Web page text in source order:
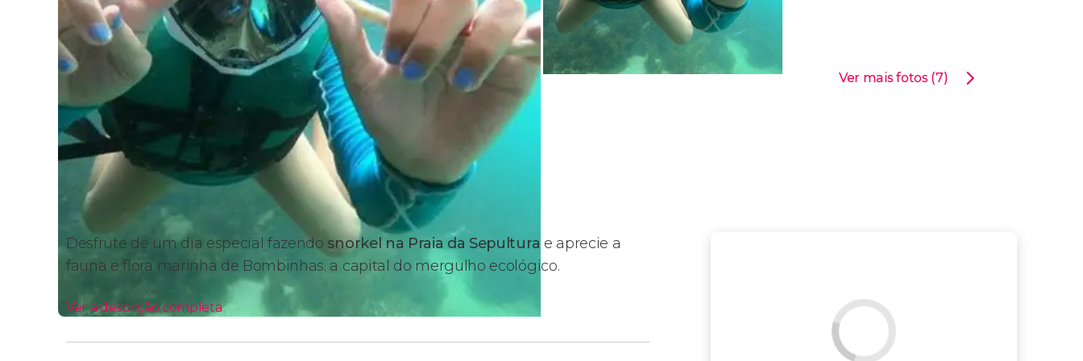
Ver mais fotos (7)
Desfrute de um dia especial fazendo snorkel na Praia da Sepultura e aprecie a
fauna e flora marinha de Bombinhas, a capital do mergulho ecológico.
Ver a descrição completa